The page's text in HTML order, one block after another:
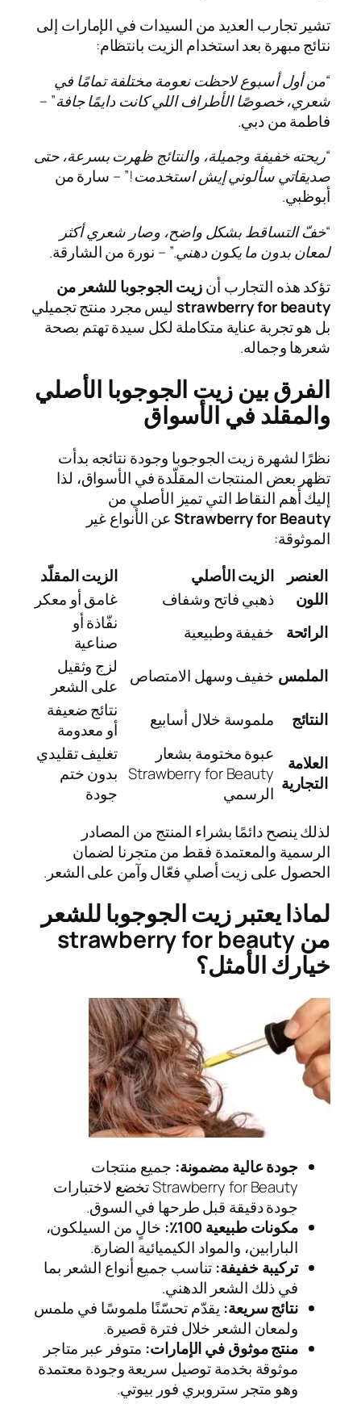
تشير تجارب العديد من السيدات في الإمارات إلى
نتائج مبهرة بعد استخدام الزيت بانتظام:
“من أول أسبوع لاحظت نعومة مختلفة تمامًا في
شعري، خصوصًا الأطراف اللي كانت دايمًا جافة” –
فاطمة من دبي.
“ريحته خفيفة وجميلة، والنتائج ظهرت بسرعة، حتى
صديقاتي سألوني إيش استخدمت!” – سارة من
أبوظبي.
“خفّ التساقط بشكل واضح، وصار شعري أكثر
لمعان بدون ما يكون دهني.” – نورة من الشارقة.
تؤكد هذه التجارب أنزيت الجوجوبا للشعر من
strawberry for beautyليس مجرد منتج تجميلي
بل هو تجربة عناية متكاملة لكل سيدة تهتم بصحة
شعرها وجماله.
الفرق بين زيت الجوجوبا الأصلي
والمقلد في الأسواق
نظرًا لشهرة زيت الجوجوبا وجودة نتائجه بدأت
تظهر بعض المنتجات المقلّدة في الأسواق، لذا
إليك أهم النقاط التي تميز الأصلي من
Strawberry for Beautyعن الأنواع غير
الموثوقة:
العنصر
الزيت الأصلي
الزيت المقلّد
اللون
ذهبي فاتح وشفاف
غامق أو معكر
الرائحة
خفيفة وطبيعية
نفّاذة أو
صناعية
الملمس خفيف وسهل الامتصاص
لزج وثقيل
على الشعر
النتائج
ملموسة خلال أسابيع
نتائج ضعيفة
أو معدومة
العلامة
التجارية
عبوة مختومة بشعار
Strawberry for Beauty
الرسمي
تغليف تقليدي
بدون ختم
جودة
لذلك ينصح دائمًا بشراء المنتج من المصادر
الرسمية والمعتمدة فقط من متجرنا لضمان
الحصول على زيت أصلي فعّال وآمن على الشعر.
لماذا يعتبر زيت الجوجوبا للشعر
من strawberry for beauty
خيارك الأمثل؟
جودة عالية مضمونة: جميع منتجات
Strawberry for Beauty تخضع لاختبارات
جودة دقيقة قبل طرحها في السوق.
مكونات طبيعية 100٪:
خالٍ من السيلكون،
البارابين، والمواد الكيميائية الضارة.
تركيبة خفيفة: تناسب جميع أنواع الشعر بما
في ذلك الشعر الدهني.
نتائج سريعة: يقدّم تحسّنًا ملموسًا في ملمس
ولمعان الشعر خلال فترة قصيرة.
منتج موثوق في الإمارات: متوفر عبر متاجر
موثوقة بخدمة توصيل سريعة وجودة معتمدة
وهو متجر ستروبري فور بيوتي.